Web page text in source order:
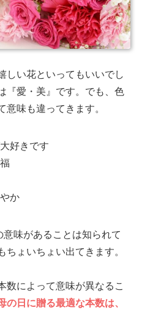
しい花といってもいいでし
『愛・美』です。でも、色
味も違ってきます。
好きです
か
味があることは知られて
ょいちょい出てきます。
数によって意味が異なるこ
の日に贈る最適な本数は、